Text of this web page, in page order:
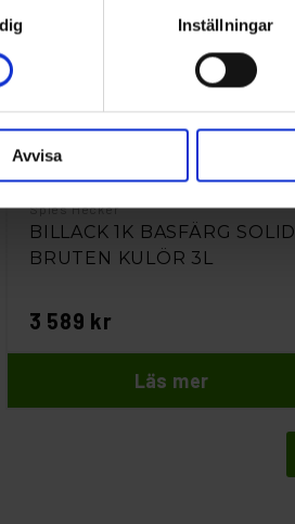
Inställningar
Avvisa
Spies Hecker
BILLACK 1K BASFÄRG SOLID
BRUTEN KULÖR 3L
3 589 kr
Läs mer